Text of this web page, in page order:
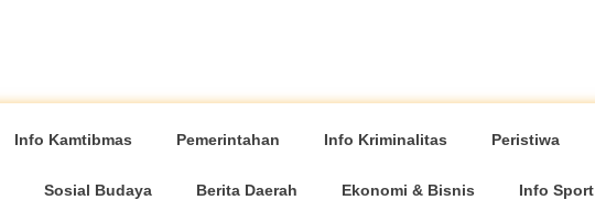
Info Kamtibmas Pemerintahan Info Kriminalitas Peristiwa
Sosial Budaya Berita Daerah Ekonomi & Bisnis Info Sport